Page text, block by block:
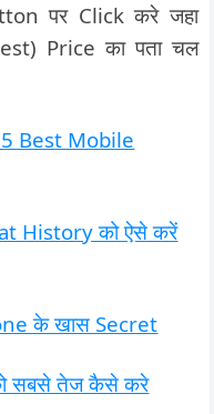
पर Click करे जहा
Price का पता चल
Best Mobile
History को ऐसे करें
के खास Secret
सबसे तेज कैसे करे